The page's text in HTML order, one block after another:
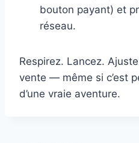
bouton payant) et
réseau.
Respirez. Lancez.
vente — même si c’est
d’une vraie aventure.